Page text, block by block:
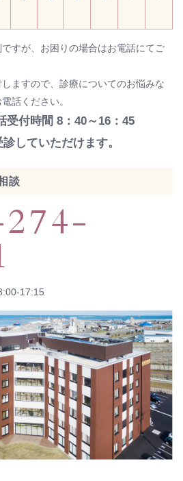
すが、お困りの場合はお電話にてご
ますので、診療についてのお悩みな
話ください。
付時間 8：40～16：45
していただけます。
談
17:15